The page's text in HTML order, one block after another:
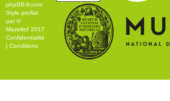
phpBB-fr.com
Style proflat
par ©
Mazeltof 2017
Confidentialité
| Conditions